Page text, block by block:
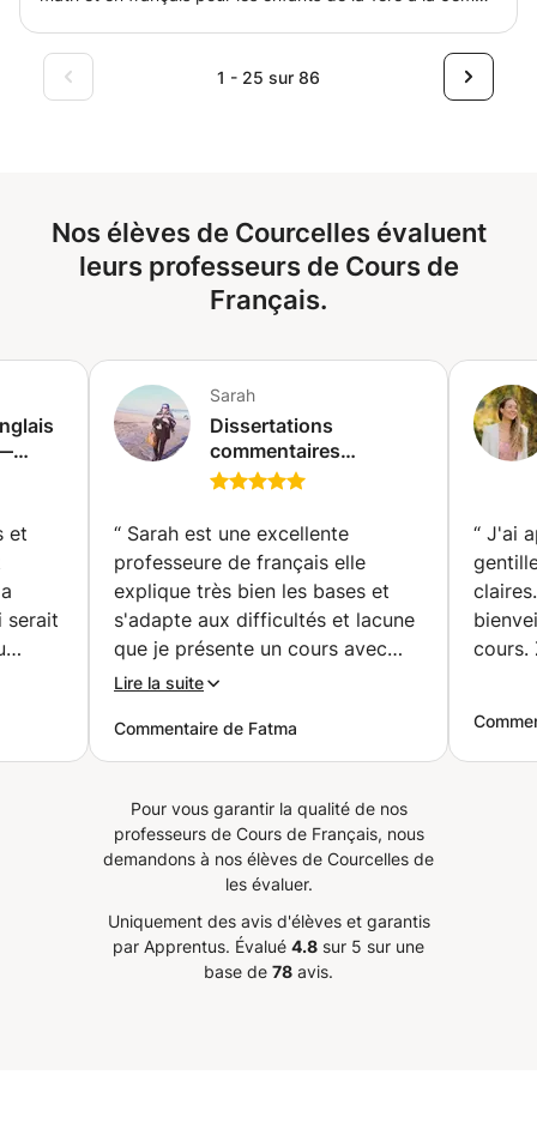
pour être instituteur primaire à la Haute École Condorcet
de Morlanwelz.
1 - 25 sur 86
Nos élèves de Courcelles évaluent
leurs professeurs de Cours de
Français.
et
serait
Sarah
Dissertations
commentaires
expressions écrites
et aide à la rédaction
(+à distance en ligne )
(Bou Attouche)
“ Sarah est une excellente
professeure de français elle
explique très bien les bases et
s'adapte aux difficultés et lacune
que je présente un cours avec
elle a été le meilleur des cours
profs merci pour ce moment
d'aide qui est nécessaire dans ma
Lire la suite
Commentaire de Fatma
“ J'ai
cours.
Pour vous garantir la qualité de nos
professeurs de Cours de Français, nous
demandons à nos élèves de Courcelles de
les évaluer.
Uniquement des avis d'élèves et garantis
par Apprentus. Évalué 4.8 sur 5 sur une
base de 78 avis.